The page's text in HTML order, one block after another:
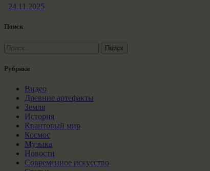
24.11.2025
Поиск
Найти:
Рубрики
Видео
Древние артефакты
Земля
История
Квантовый мир
Космос
Музыка
Новости
Современное искусство